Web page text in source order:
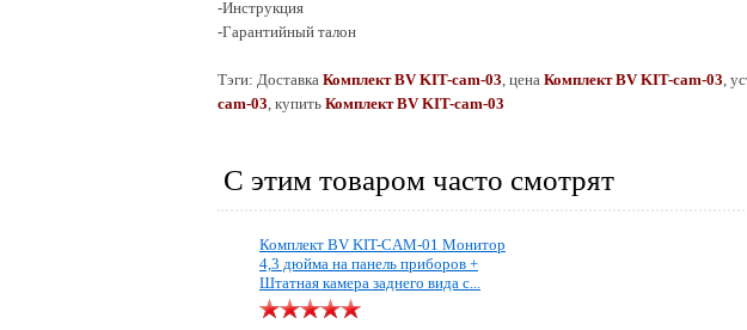
-Инструкция
-Гарантийный талон
Тэги: Доставка КомплектBV KIT-cam-03, цена КомплектBV KIT-cam-03,
cam-03, купить КомплектBV KIT-cam-03
С этим товаром часто смотрят
Комплект BV KIT-CAM-01 Монитор
4,3 дюйма на панель приборов +
Штатная камера заднего вида с...